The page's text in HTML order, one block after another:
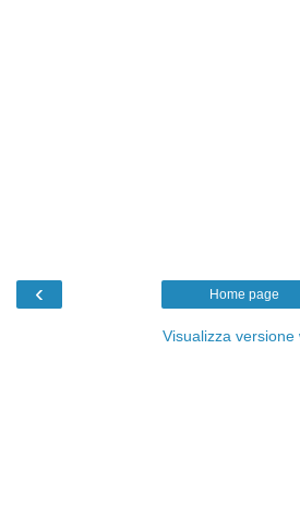
‹ Home page
Visualizza versione